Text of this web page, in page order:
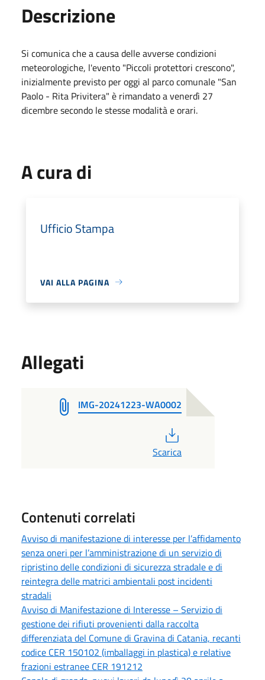
Descrizione
Si comunica che a causa delle avverse condizioni
meteorologiche, l'evento "Piccoli protettori crescono",
inizialmente previsto per oggi al parco comunale "San
Paolo - Rita Privitera" è rimandato a venerdì 27
dicembre secondo le stesse modalità e orari.
A cura di
Ufficio Stampa
VAI ALLA PAGINA
Allegati
IMG-20241223-WA0002
Scarica
Contenuti correlati
Avviso di manifestazione di interesse per l’affidamento
senza oneri per l’amministrazione di un servizio di
ripristino delle condizioni di sicurezza stradale e di
reintegra delle matrici ambientali post incidenti
stradali
Avviso di Manifestazione di Interesse – Servizio di
gestione dei rifiuti provenienti dalla raccolta
differenziata del Comune di Gravina di Catania, recanti
codice CER 150102 (imballaggi in plastica) e relative
frazioni estranee CER 191212